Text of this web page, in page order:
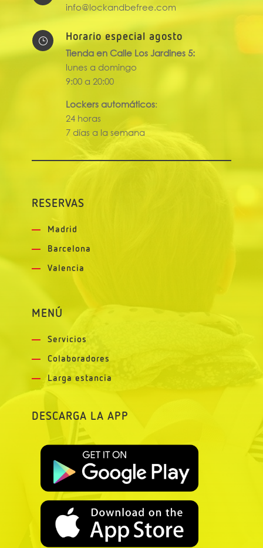
info@lockandbefree.com
} Horario especial agosto
Tienda en Calle Los Jardines 5:
lunes a domingo
9:00 a 20:00
Lockers automáticos:
24 horas
7 días a la semana
RESERVAS
Madrid
Barcelona
Valencia
MENÚ
Servicios
Colaboradores
Larga estancia
DESCARGA LA APP